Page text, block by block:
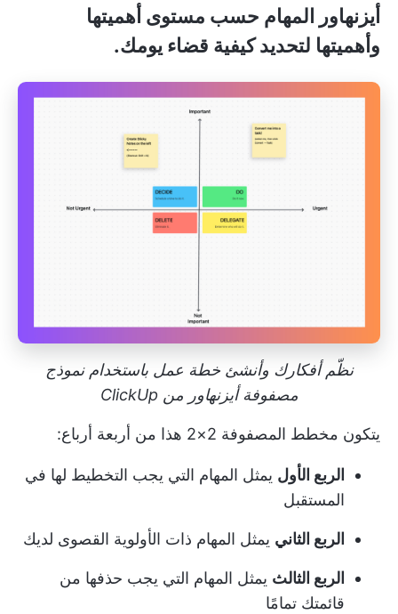
أيزنهاور المهام حسب مستوى أهميتها
وأهميتها لتحديد كيفية قضاء يومك.
نظّم أفكارك وأنشئ خطة عمل باستخدام نموذج
مصفوفة أيزنهاور من ClickUp
يتكون مخطط المصفوفة 2×2 هذا من أربعة أرباع:
الربع الأول يمثل المهام التي يجب التخطيط لها في
المستقبل
الربع الثاني يمثل المهام ذات الأولوية القصوى لديك
الربع الثالث يمثل المهام التي يجب حذفها من
قائمتك تمامًا